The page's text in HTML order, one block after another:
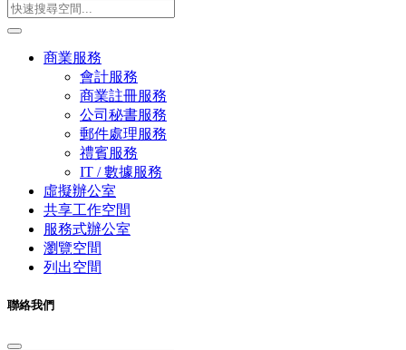
商業服務
會計服務
商業註冊服務
公司秘書服務
郵件處理服務
禮賓服務
IT / 數據服務
虛擬辦公室
共享工作空間
服務式辦公室
瀏覽空間
列出空間
聯絡我們